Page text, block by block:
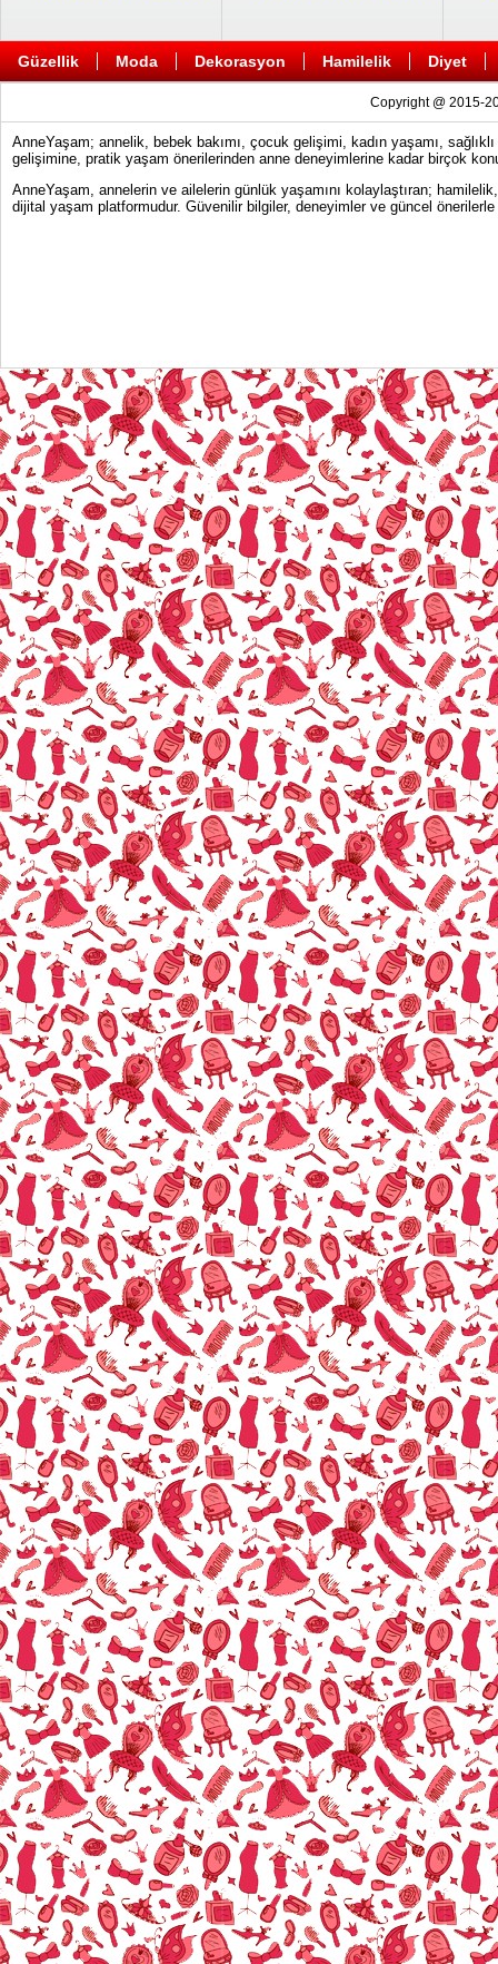
Güzellik Moda Dekorasyon Hamilelik Diyet
Copyright @ 2015-
AnneYaşam; annelik, bebek bakımı, çocuk gelişimi, kadın yaşamı,
gelişimine, pratik yaşam önerilerinden anne deneyimlerine kadar birçok
AnneYaşam, annelerin ve ailelerin günlük yaşamını kolaylaştıran;
dijital yaşam platformudur. Güvenilir bilgiler, deneyimler ve güncel